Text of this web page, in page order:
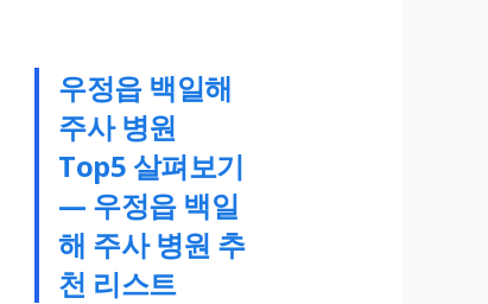
우정읍 백일해
주사 병원
Top5 살펴보기
— 우정읍 백일
해 주사 병원 추
천 리스트